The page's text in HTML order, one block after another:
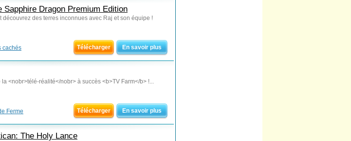
Sapphire Dragon Premium Edition
découvrez des terres inconnues avec Raj et son équipe !
cachés Télécharger En savoir plus
<nobr>télé-réalité</nobr> à succès <b>TV Farm</b> !...
Ferme Télécharger En savoir plus
The Holy Lance